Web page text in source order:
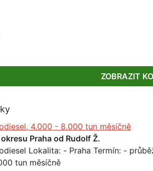
ZOBRAZIT
4.000 - 8.000 tun měsíčně
Praha od Rudolf Ž.
roční kontrakt Množství: -
tun měsíčně